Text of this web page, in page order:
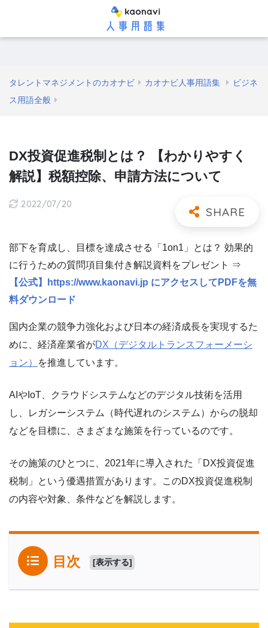
タレントマネジメントのカオナビ カオナビ人事用語集
ビジネ
ス用語全般
DX投資促進税制とは？ 【わかりやすく
解説】税額控除、申請方法について
2022/07/20
部下を育成し、目標を達成させる「1on1」とは？ 効果的
に行うための質問項目集付き解説資料をプレゼント ⇒
【公式】https://www.kaonavi.jp にアクセスしてPDFを無
料ダウンロード
国内企業の競争力強化および日本の経済成長を実現するた
めに、経済産業省がDX（デジタルトランスフォーメーシ
ョン）
を推進しています。
AIやIoT、クラウドシステムなどのデジタル技術を活用
し、レガシーシステム（時代遅れのシステム）からの脱却
などを目標に、さまざまな施策を行っているのです。
その施策のひとつに、2021年に導入された「DX投資促進
税制」という優遇措置があります。このDX投資促進税制
の内容や対象、条件などを解説します。
目次 [表示する]